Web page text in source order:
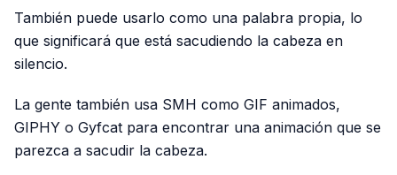
También puede usarlo como una palabra propia, lo
que significará que está sacudiendo la cabeza en
silencio.
La gente también usa SMH como GIF animados,
GIPHY o Gyfcat para encontrar una animación que se
parezca a sacudir la cabeza.